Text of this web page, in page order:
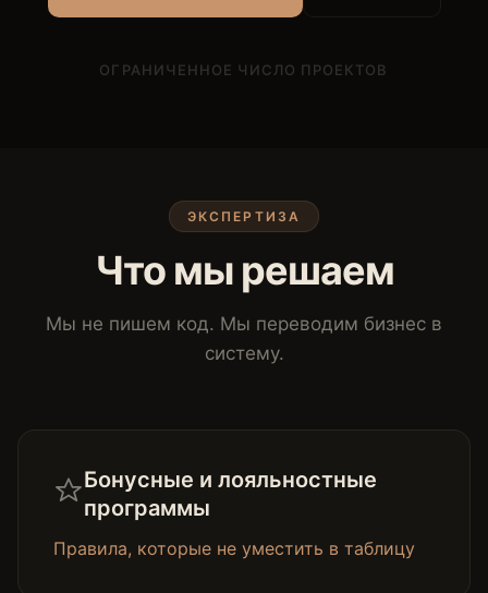
ОГРАНИЧЕННОЕ ЧИСЛО ПРОЕКТОВ
ЭКСПЕРТИЗА
Что мы решаем
Мы не пишем код. Мы переводим бизнес в
систему.
Бонусные и лояльностные
программы
Правила, которые не уместить в таблицу